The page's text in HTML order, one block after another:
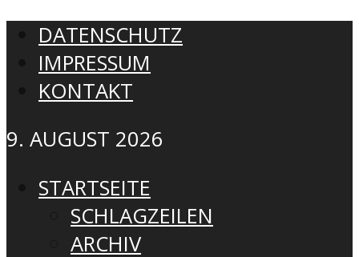
DATENSCHUTZ
IMPRESSUM
KONTAKT
9. AUGUST 2026
STARTSEITE
SCHLAGZEILEN
ARCHIV